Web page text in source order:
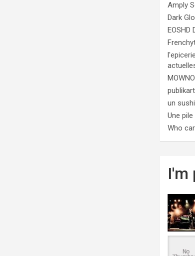
Amply
Dark
EOSHD
publikart
un
Une
Who
I'm